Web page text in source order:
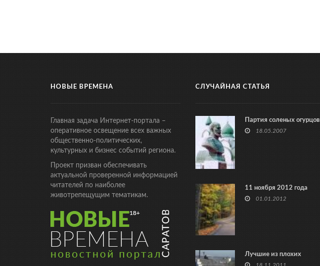
НОВЫЕ ВРЕМЕНА
Главная задача Интернет-портала –
оперативное освещение всех важных
общественно-политических,
культурных и бизнес событий региона.
Проект призван обеспечивать
актуальной проверенной информацией
читателей по наиболее
животрепещущим тематикам.
СЛУЧАЙНАЯ СТАТЬЯ
Партия соленых огурцов
18.05.2007
11 ноября 2012 года
01.01.2012
Лучшие из плохих